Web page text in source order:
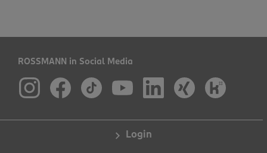
ROSSMANN in Social Media
Login